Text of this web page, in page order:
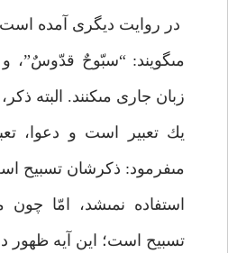
در روايت ديگرى آمده
مى‏گويند: “سبّوحٌ قدّوسٌ”، و
زبان جارى مى‏كنند. البته ذكر،
يك تعبير است و دعوا،
مى‏فرمود: ذكرشان تسبيح
استفاده نمى‏شد، امّا چون
تسبيح است؛ اين آيه ظهور